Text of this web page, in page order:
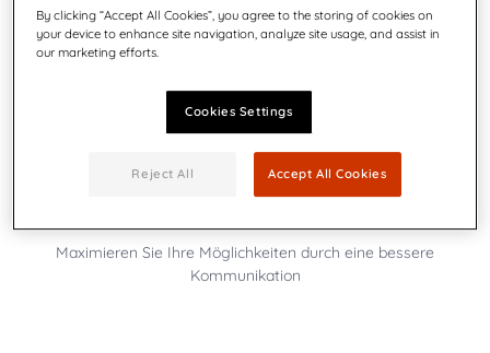
Farb-Touchscreen und Assistenten-basierte Software
Maximieren Sie Ihre Möglichkeiten durch eine bessere
Kommunikation
By clicking “Accept All Cookies”, you agree to the storing of cookies on
your device to enhance site navigation, analyze site usage, and assist in
our marketing efforts.
Cookies Settings
Reject All Accept All Cookies